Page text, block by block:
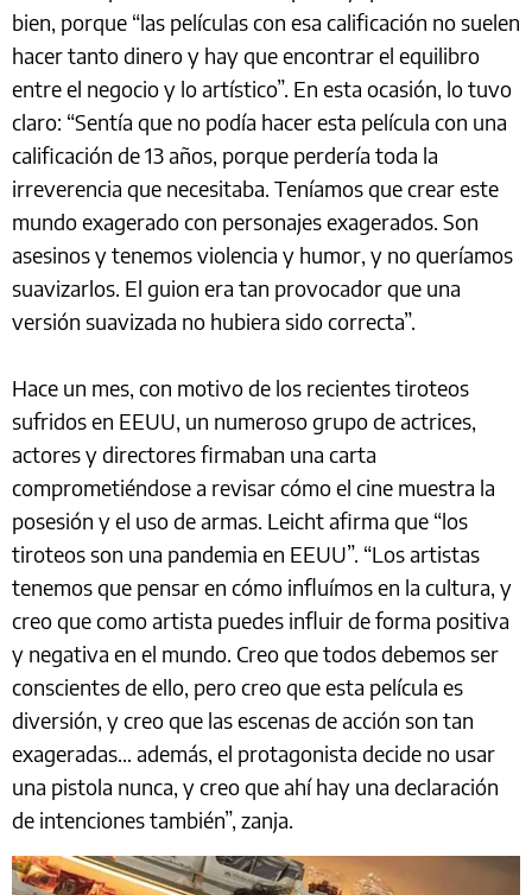
bien, porque “las películas con esa calificación no suelen
hacer tanto dinero y hay que encontrar el equilibro
entre el negocio y lo artístico”. En esta ocasión, lo tuvo
claro: “Sentía que no podía hacer esta película con una
calificación de 13 años, porque perdería toda la
irreverencia que necesitaba. Teníamos que crear este
mundo exagerado con personajes exagerados. Son
asesinos y tenemos violencia y humor, y no queríamos
suavizarlos. El guion era tan provocador que una
versión suavizada no hubiera sido correcta”.
Hace un mes, con motivo de los recientes tiroteos
sufridos en EEUU, un numeroso grupo de actrices,
actores y directores firmaban una carta
comprometiéndose a revisar cómo el cine muestra la
posesión y el uso de armas. Leicht afirma que “los
tiroteos son una pandemia en EEUU”. “Los artistas
tenemos que pensar en cómo influímos en la cultura, y
creo que como artista puedes influir de forma positiva
y negativa en el mundo. Creo que todos debemos ser
conscientes de ello, pero creo que esta película es
diversión, y creo que las escenas de acción son tan
exageradas… además, el protagonista decide no usar
una pistola nunca, y creo que ahí hay una declaración
de intenciones también”, zanja.